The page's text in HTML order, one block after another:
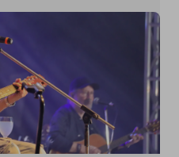
BA encerra